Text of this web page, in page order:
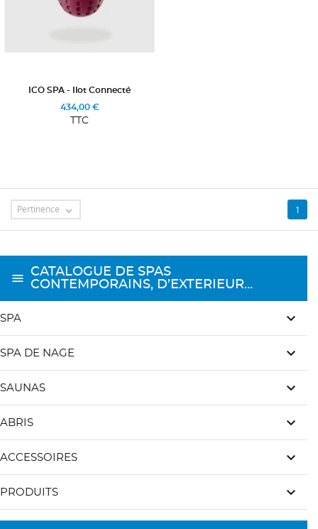
CATALOGUE DE SPAS
CONTEMPORAINS, D’EXTERIEUR…
SPA keyboard_arrow_down
SPA DE NAGE keyboard_arrow_down
SAUNAS keyboard_arrow_down
ABRIS keyboard_arrow_down
ACCESSOIRES keyboard_arrow_down
PRODUITS keyboard_arrow_down
ICO SPA - Ilot Connecté
434,00 €
TTC
Pertinence  1